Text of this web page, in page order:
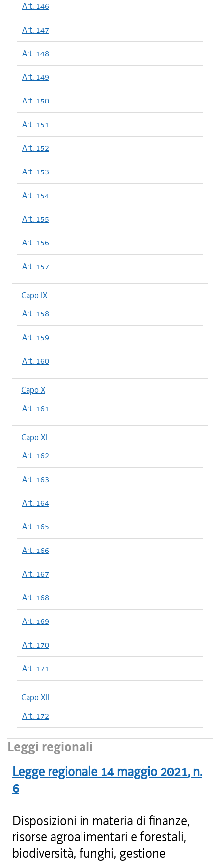
Art. 146
Art. 147
Art. 148
Art. 149
Art. 150
Art. 151
Art. 152
Art. 153
Art. 154
Art. 155
Art. 156
Art. 157
Capo IX
Art. 158
Art. 159
Art. 160
Capo X
Art. 161
Capo XI
Art. 162
Art. 163
Art. 164
Art. 165
Art. 166
Art. 167
Art. 168
Art. 169
Art. 170
Art. 171
Capo XII
Art. 172
Leggi regionali
Legge regionale 14 maggio 2021, n.
6
Disposizioni in materia di finanze,
risorse agroalimentari e forestali,
biodiversità, funghi, gestione